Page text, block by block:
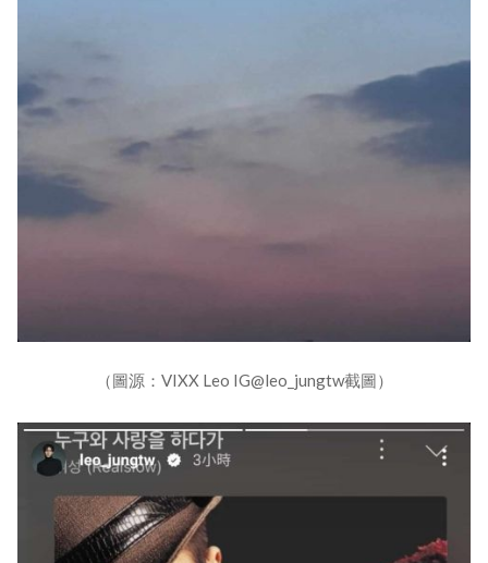
（圖源：VIXX Leo IG@leo_jungtw截圖）